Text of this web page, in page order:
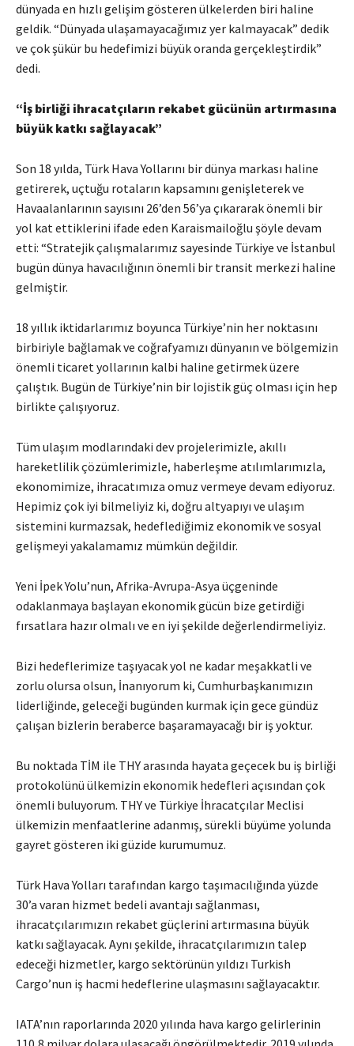
dünyada en hızlı gelişim gösteren ülkelerden biri haline
geldik. “Dünyada ulaşamayacağımız yer kalmayacak” dedik
ve çok şükür bu hedefimizi büyük oranda gerçekleştirdik”
dedi.
“İş birliği ihracatçıların rekabet gücünün artırmasına
büyük katkı sağlayacak”
Son 18 yılda, Türk Hava Yollarını bir dünya markası haline
getirerek, uçtuğu rotaların kapsamını genişleterek ve
Havaalanlarının sayısını 26’den 56’ya çıkararak önemli bir
yol kat ettiklerini ifade eden Karaismailoğlu şöyle devam
etti: “Stratejik çalışmalarımız sayesinde Türkiye ve İstanbul
bugün dünya havacılığının önemli bir transit merkezi haline
gelmiştir.
18 yıllık iktidarlarımız boyunca Türkiye’nin her noktasını
birbiriyle bağlamak ve coğrafyamızı dünyanın ve bölgemizin
önemli ticaret yollarının kalbi haline getirmek üzere
çalıştık. Bugün de Türkiye’nin bir lojistik güç olması için hep
birlikte çalışıyoruz.
Tüm ulaşım modlarındaki dev projelerimizle, akıllı
hareketlilik çözümlerimizle, haberleşme atılımlarımızla,
ekonomimize, ihracatımıza omuz vermeye devam ediyoruz.
Hepimiz çok iyi bilmeliyiz ki, doğru altyapıyı ve ulaşım
sistemini kurmazsak, hedeflediğimiz ekonomik ve sosyal
gelişmeyi yakalamamız mümkün değildir.
Yeni İpek Yolu’nun, Afrika-Avrupa-Asya üçgeninde
odaklanmaya başlayan ekonomik gücün bize getirdiği
fırsatlara hazır olmalı ve en iyi şekilde değerlendirmeliyiz.
Bizi hedeflerimize taşıyacak yol ne kadar meşakkatli ve
zorlu olursa olsun, İnanıyorum ki, Cumhurbaşkanımızın
liderliğinde, geleceği bugünden kurmak için gece gündüz
çalışan bizlerin beraberce başaramayacağı bir iş yoktur.
Bu noktada TİM ile THY arasında hayata geçecek bu iş birliği
protokolünü ülkemizin ekonomik hedefleri açısından çok
önemli buluyorum. THY ve Türkiye İhracatçılar Meclisi
ülkemizin menfaatlerine adanmış, sürekli büyüme yolunda
gayret gösteren iki güzide kurumumuz.
Türk Hava Yolları tarafından kargo taşımacılığında yüzde
30’a varan hizmet bedeli avantajı sağlanması,
ihracatçılarımızın rekabet güçlerini artırmasına büyük
katkı sağlayacak. Aynı şekilde, ihracatçılarımızın talep
edeceği hizmetler, kargo sektörünün yıldızı Turkish
Cargo’nun iş hacmi hedeflerine ulaşmasını sağlayacaktır.
IATA’nın raporlarında 2020 yılında hava kargo gelirlerinin